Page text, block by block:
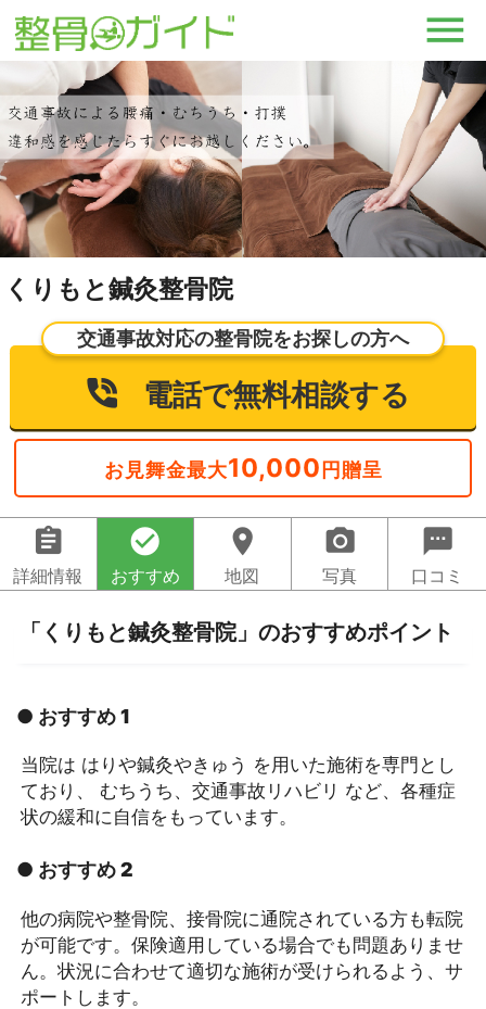
くりもと鍼灸整骨院
交通事故対応の整骨院をお探しの方へ
電話で無料相談する
お見舞金最大10,000 円贈呈
assignment
詳細情報
check_circle
おすすめ
location_on
地図
camera_alt
写真
sms
口コミ
「くりもと鍼灸整骨院」のおすすめポイント
● おすすめ 1
当院は はりや鍼灸やきゅう を用いた施術を専門とし
ており、 むちうち、交通事故リハビリ など、各種症
状の緩和に自信をもっています。
● おすすめ 2
他の病院や整骨院、接骨院に通院されている方も転院
が可能です。保険適用している場合でも問題ありませ
ん。状況に合わせて適切な施術が受けられるよう、サ
ポートします。